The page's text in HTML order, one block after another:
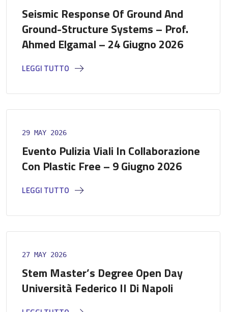
Seismic Response Of Ground And
Ground-Structure Systems – Prof.
Ahmed Elgamal – 24 Giugno 2026
LEGGI TUTTO
29 MAY 2026
Evento Pulizia Viali In Collaborazione
Con Plastic Free – 9 Giugno 2026
LEGGI TUTTO
27 MAY 2026
Stem Master’s Degree Open Day
Università Federico II Di Napoli